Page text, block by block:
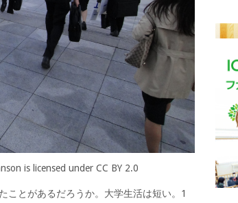
is licensed under CC BY 2.0
ことがあるだろうか。大学生活は短い。1